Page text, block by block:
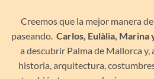
Creemos que la mejor manera
paseando. Carlos, Eulàlia, Marina
a descubrir Palma de Mallorca y,
historia, arquitectura,